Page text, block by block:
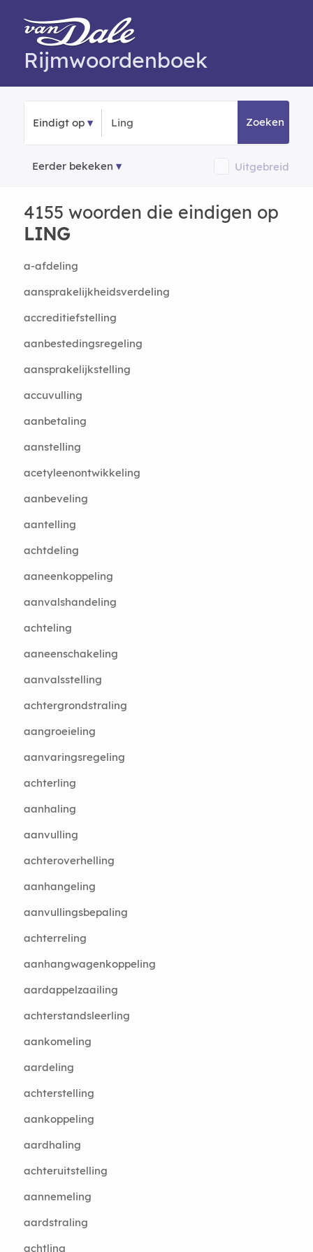
Rijmwoordenboek
Eindigt op Zoeken
Eerder bekeken Uitgebreid
4155 woorden die eindigen op
LING
a-afdeling
aansprakelijkheidsverdeling
accreditiefstelling
aanbestedingsregeling
aansprakelijkstelling
accuvulling
aanbetaling
aanstelling
acetyleenontwikkeling
aanbeveling
aantelling
achtdeling
aaneenkoppeling
aanvalshandeling
achteling
aaneenschakeling
aanvalsstelling
achtergrondstraling
aangroeieling
aanvaringsregeling
achterling
aanhaling
aanvulling
achteroverhelling
aanhangeling
aanvullingsbepaling
achterreling
aanhangwagenkoppeling
aardappelzaailing
achterstandsleerling
aankomeling
aardeling
achterstelling
aankoppeling
aardhaling
achteruitstelling
aannemeling
aardstraling
achtling